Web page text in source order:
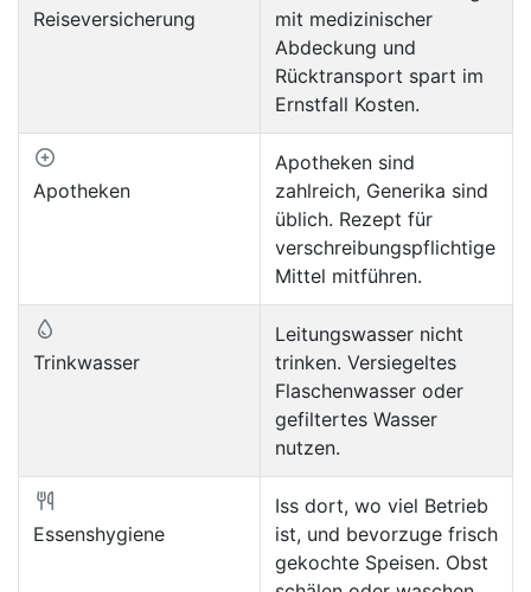
Reiseversicherung
mit medizinischer
Abdeckung und
Rücktransport spart im
Ernstfall Kosten.
Apotheken
Apotheken sind
zahlreich, Generika sind
üblich. Rezept für
verschreibungspflichtige
Mittel mitführen.
Trinkwasser
Leitungswasser nicht
trinken. Versiegeltes
Flaschenwasser oder
gefiltertes Wasser
nutzen.
Essenshygiene
Iss dort, wo viel Betrieb
ist, und bevorzuge frisch
gekochte Speisen. Obst